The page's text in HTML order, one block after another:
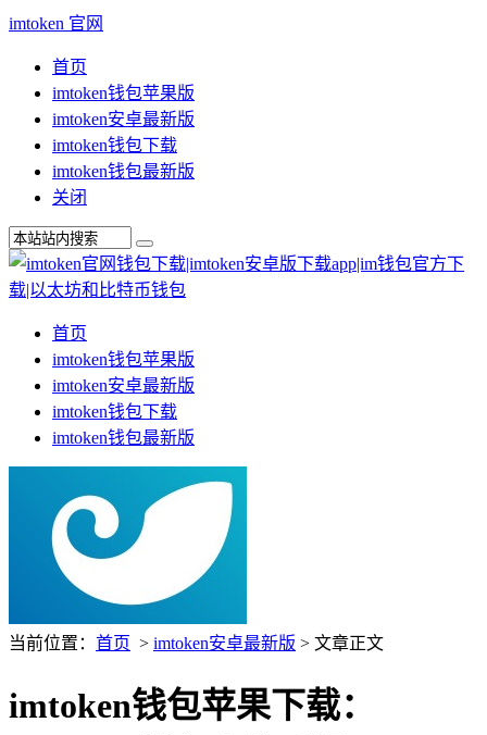
imtoken 官网
首页
imtoken钱包苹果版
imtoken安卓最新版
imtoken钱包下载
imtoken钱包最新版
关闭
首页
imtoken钱包苹果版
imtoken安卓最新版
imtoken钱包下载
imtoken钱包最新版
当前位置： 首页 > imtoken安卓最新版 > 文章正文
imtoken钱包苹果下载：